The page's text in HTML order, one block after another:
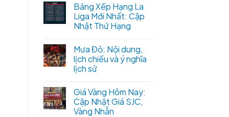
Bảng Xếp Hạng La
Liga Mới Nhất: Cập
Nhật Thứ Hạng
Mưa Đỏ: Nội dung,
lịch chiếu và ý nghĩa
lịch sử
Giá Vàng Hôm Nay:
Cập Nhật Giá SJC,
Vàng Nhẫn